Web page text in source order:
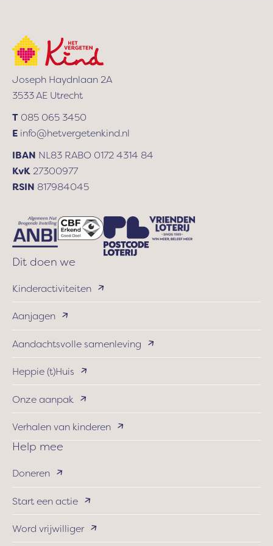
Joseph Haydnlaan 2A
3533 AE Utrecht
T 085 065 3450
E info@hetvergetenkind.nl
IBAN NL83 RABO 0172 4314 84
KvK 27300977
RSIN 817984045
Dit doen we
Kinderactiviteiten
Aanjagen
Aandachtsvolle samenleving
Heppie (t)Huis
Onze aanpak
Verhalen van kinderen
Help mee
Doneren
Start een actie
Word vrijwilliger